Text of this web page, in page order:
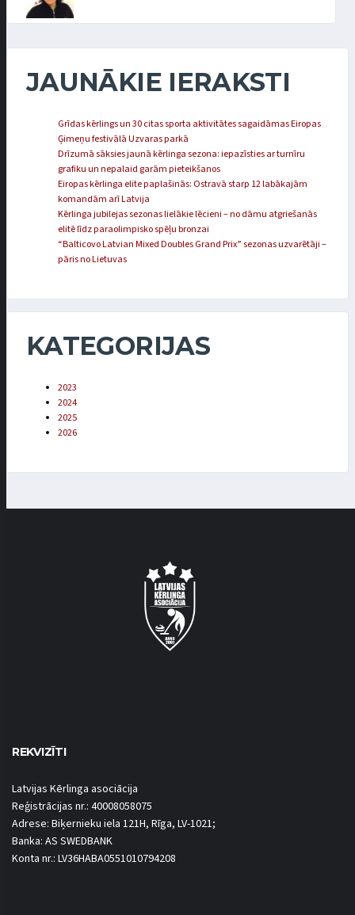
JAUNĀKIE IERAKSTI
Grīdas kērlings un 30 citas sporta aktivitātes sagaidāmas Eiropas
Ģimeņu festivālā Uzvaras parkā
Drīzumā sāksies jaunā kērlinga sezona: iepazīsties ar turnīru
grafiku un nepalaid garām pieteikšanos
Eiropas kērlinga elite paplašinās: Ostravā starp 12 labākajām
komandām arī Latvija
Kērlinga jubilejas sezonas lielākie lēcieni – no dāmu atgriešanās
elitē līdz paraolimpisko spēļu bronzai
“Balticovo Latvian Mixed Doubles Grand Prix” sezonas uzvarētāji –
pāris no Lietuvas
KATEGORIJAS
2023
2024
2025
2026
REKVIZĪTI
Latvijas Kērlinga asociācija
Reģistrācijas nr.: 40008058075
Adrese: Biķernieku iela 121H, Rīga, LV-1021;
Banka: AS SWEDBANK
Konta nr.: LV36HABA0551010794208